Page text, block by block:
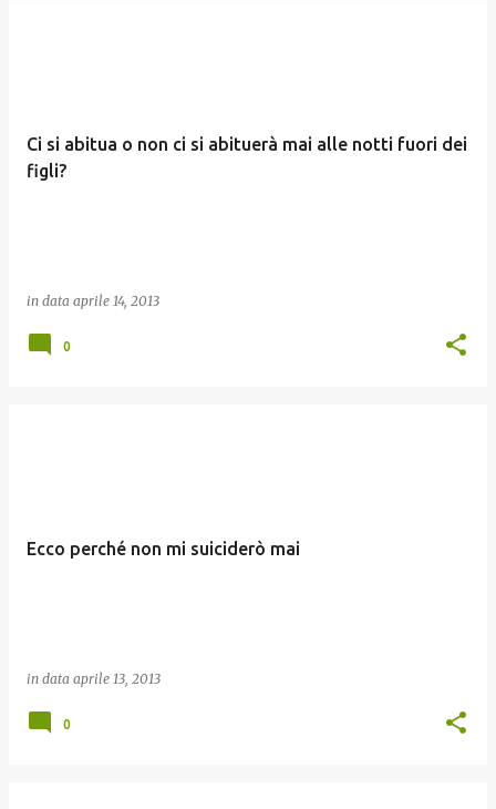
Ci si abitua o non ci si abituerà mai alle notti fuori dei
figli?
in data aprile 14, 2013
0
Ecco perché non mi suiciderò mai
in data aprile 13, 2013
0